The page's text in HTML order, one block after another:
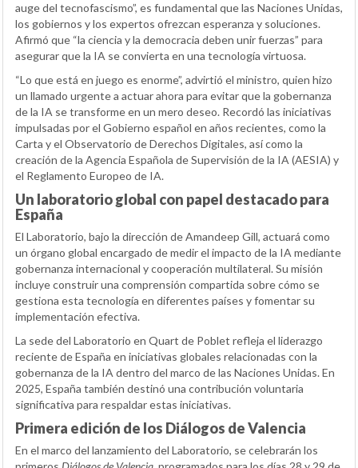
auge del tecnofascismo”, es fundamental que las Naciones Unidas,
los gobiernos y los expertos ofrezcan esperanza y soluciones.
Afirmó que “la ciencia y la democracia deben unir fuerzas” para
asegurar que la IA se convierta en una tecnología virtuosa.
“Lo que está en juego es enorme”, advirtió el ministro, quien hizo
un llamado urgente a actuar ahora para evitar que la gobernanza
de la IA se transforme en un mero deseo. Recordó las iniciativas
impulsadas por el Gobierno español en años recientes, como la
Carta y el Observatorio de Derechos Digitales, así como la
creación de la Agencia Española de Supervisión de la IA (AESIA) y
el Reglamento Europeo de IA.
Un laboratorio global con papel destacado para
España
El Laboratorio, bajo la dirección de Amandeep Gill, actuará como
un órgano global encargado de medir el impacto de la IA mediante
gobernanza internacional y cooperación multilateral. Su misión
incluye construir una comprensión compartida sobre cómo se
gestiona esta tecnología en diferentes países y fomentar su
implementación efectiva.
La sede del Laboratorio en Quart de Poblet refleja el liderazgo
reciente de España en iniciativas globales relacionadas con la
gobernanza de la IA dentro del marco de las Naciones Unidas. En
2025, España también destinó una contribución voluntaria
significativa para respaldar estas iniciativas.
Primera edición de los Diálogos de Valencia
En el marco del lanzamiento del Laboratorio, se celebrarán los